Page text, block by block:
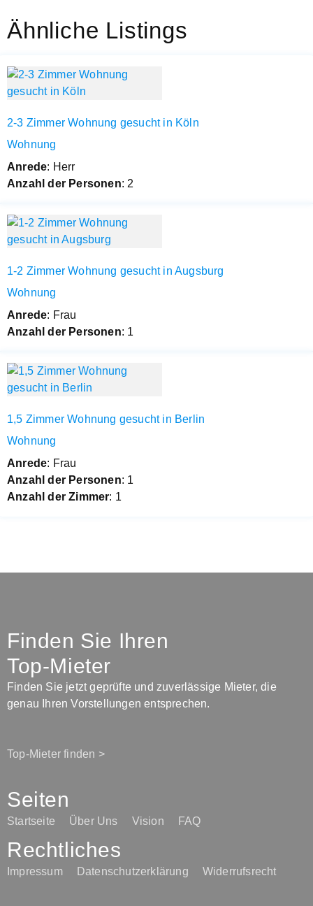
Ähnliche Listings
2-3 Zimmer Wohnung gesucht in Köln
Wohnung
Anrede: Herr
Anzahl der Personen: 2
1-2 Zimmer Wohnung gesucht in Augsburg
Wohnung
Anrede: Frau
Anzahl der Personen: 1
1,5 Zimmer Wohnung gesucht in Berlin
Wohnung
Anrede: Frau
Anzahl der Personen: 1
Anzahl der Zimmer: 1
Finden Sie Ihren
Top-Mieter
Finden Sie jetzt geprüfte und zuverlässige Mieter, die
genau Ihren Vorstellungen entsprechen.
Top-Mieter finden >
Seiten
Startseite Über Uns Vision FAQ
Rechtliches
Impressum Datenschutzerklärung Widerrufsrecht